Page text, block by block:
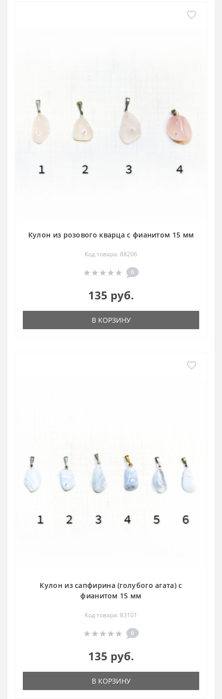
Кулон из розового кварца с фианитом 15 мм
Код товара: 88206
0
135 руб.
В КОРЗИНУ
Кулон из сапфирина (голубого агата) с
фианитом 15 мм
Код товара: 83101
0
135 руб.
В КОРЗИНУ